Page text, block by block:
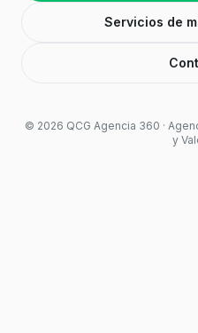
Servicios de
© 2026 QCG Agencia 360 ·
y